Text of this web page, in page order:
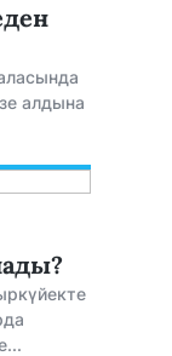
алдына